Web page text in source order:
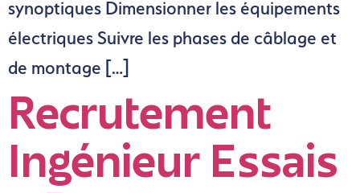
synoptiques Dimensionner les équipements
électriques Suivre les phases de câblage et
de montage […]
Recrutement
Ingénieur Essais